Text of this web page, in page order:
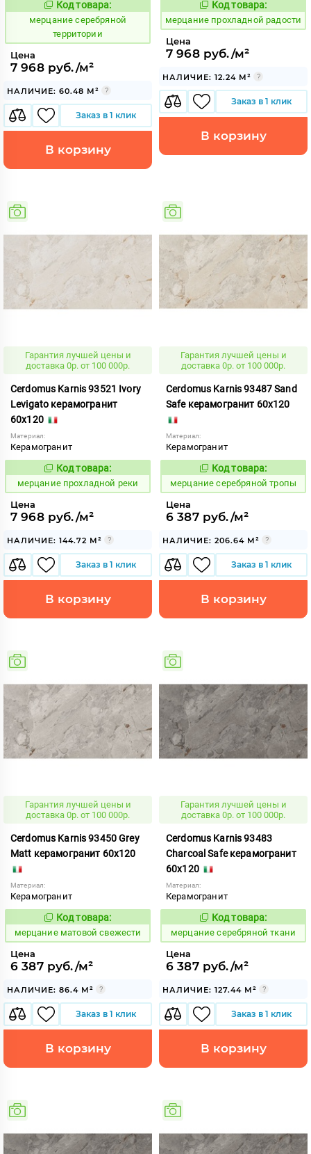
979479
Код товара:
мерцание серебряной
территории
Цена
7 968 руб./м²
НАЛИЧИЕ: 60.48 М²
Заказ в 1 клик
В корзину
977952
Код товара:
мерцание прохладной радости
Цена
7 968 руб./м²
НАЛИЧИЕ: 12.24 М²
Заказ в 1 клик
В корзину
Гарантия лучшей цены и
доставка 0р. от 100 000р.
Cerdomus Karnis 93521 Ivory
Levigato керамогранит
60x120
Материал:
Керамогранит
977954
Код товара:
мерцание прохладной реки
Цена
7 968 руб./м²
НАЛИЧИЕ: 144.72 М²
Заказ в 1 клик
В корзину
Гарантия лучшей цены и
доставка 0р. от 100 000р.
Cerdomus Karnis 93487 Sand
Safe керамогранит 60x120
Материал:
Керамогранит
979483
Код товара:
мерцание серебряной тропы
Цена
6 387 руб./м²
НАЛИЧИЕ: 206.64 М²
Заказ в 1 клик
В корзину
Гарантия лучшей цены и
доставка 0р. от 100 000р.
Cerdomus Karnis 93450 Grey
Matt керамогранит 60x120
Материал:
Керамогранит
975458
Код товара:
мерцание матовой свежести
Цена
6 387 руб./м²
НАЛИЧИЕ: 86.4 М²
Заказ в 1 клик
В корзину
Гарантия лучшей цены и
доставка 0р. от 100 000р.
Cerdomus Karnis 93483
Charcoal Safe керамогранит
60x120
Материал:
Керамогранит
979480
Код товара:
мерцание серебряной ткани
Цена
6 387 руб./м²
НАЛИЧИЕ: 127.44 М²
Заказ в 1 клик
В корзину